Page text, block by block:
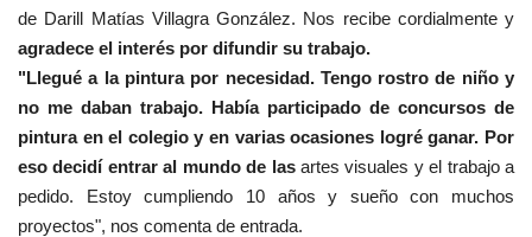
de Darill Matías Villagra González. Nos recibe cordialmente y
agradece el interés por difundir su trabajo.
"Llegué a la pintura por necesidad. Tengo rostro de niño y
no me daban trabajo. Había participado de concursos de
pintura en el colegio y en varias ocasiones logré ganar. Por
eso decidí entrar al mundo de lasartes visuales y el trabajo a
pedido. Estoy cumpliendo 10 años y sueño con muchos
proyectos", nos comenta de entrada.